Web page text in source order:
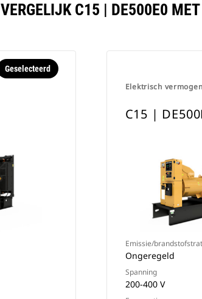
VERGELIJK C15 | DE500E0
Geselecteerd
Elektrisch vermogen
C15 |
Emissie/
Ongeregeld
Spanning
200-400 V